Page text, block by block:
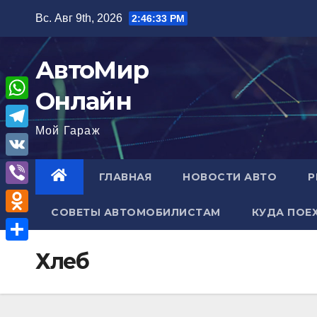
содержимому
Вс. Авг 9th, 2026 2:46:34 PM
АвтоМир
Онлайн
Мой Гараж
ГЛАВНАЯ НОВОСТИ АВТО
СОВЕТЫ АВТОМОБИЛИСТАМ КУДА
Хлеб
W
h
a
A
T
e
l
e
g
m
V
K
V
i
b
O
o
п